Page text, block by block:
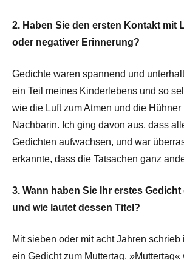
2. Haben Sie den ersten Kontakt mit
oder negativer Erinnerung?
Gedichte waren spannend und
ein Teil meines Kinderlebens und so
wie die Luft zum Atmen und die Hühner
Nachbarin. Ich ging davon aus, dass
Gedichten aufwachsen, und war
erkannte, dass die Tatsachen ganz
3. Wann haben Sie Ihr erstes
und wie lautet dessen Titel?
Mit sieben oder mit acht Jahren schrieb
ein Gedicht zum Muttertag. »Muttertag«